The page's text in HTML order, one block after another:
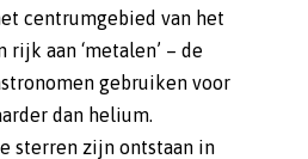
centrumgebied van het
aan ‘metalen’ – de
gebruiken voor
dan helium.
sterren zijn ontstaan in